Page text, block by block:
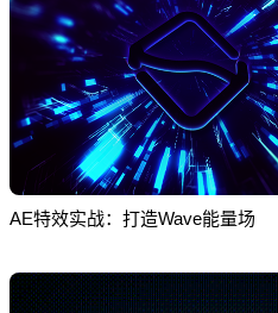
AE特效实战：打造Wave能量场